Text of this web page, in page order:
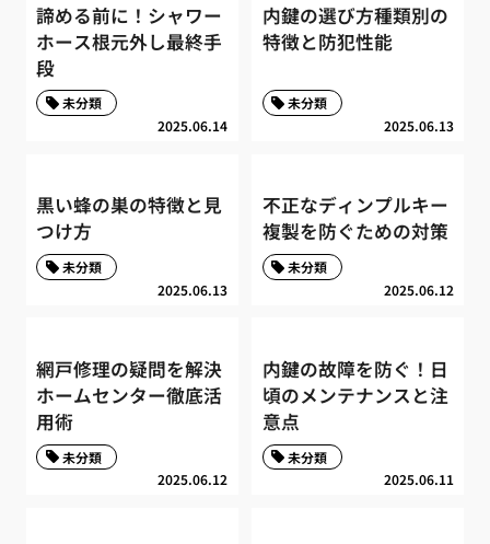
諦める前に！シャワー
ホース根元外し最終手
段
2025.06.14
未分類
内鍵の選び方種類別の
特徴と防犯性能
2025.06.13
未分類
黒い蜂の巣の特徴と見
つけ方
2025.06.13
未分類
不正なディンプルキー
複製を防ぐための対策
2025.06.12
未分類
網戸修理の疑問を解決
ホームセンター徹底活
用術
2025.06.12
未分類
内鍵の故障を防ぐ！日
頃のメンテナンスと注
意点
2025.06.11
未分類